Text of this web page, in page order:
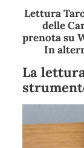
Lettura
delle
prenota su
In
La